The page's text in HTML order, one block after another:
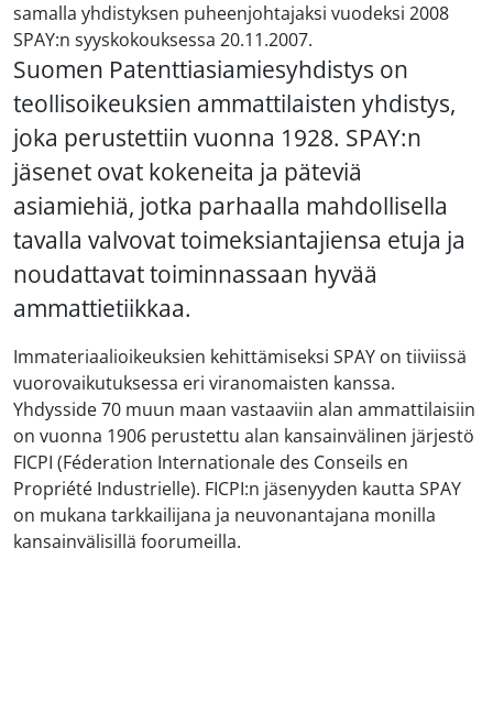
samalla yhdistyksen puheenjohtajaksi vuodeksi 2008
SPAY:n syyskokouksessa 20.11.2007.
Suomen Patenttiasiamiesyhdistys on
teollisoikeuksien ammattilaisten yhdistys,
joka perustettiin vuonna 1928. SPAY:n
jäsenet ovat kokeneita ja päteviä
asiamiehiä, jotka parhaalla mahdollisella
tavalla valvovat toimeksiantajiensa etuja ja
noudattavat toiminnassaan hyvää
ammattietiikkaa.
Immateriaalioikeuksien kehittämiseksi SPAY on tiiviissä
vuorovaikutuksessa eri viranomaisten kanssa.
Yhdysside 70 muun maan vastaaviin alan ammattilaisiin
on vuonna 1906 perustettu alan kansainvälinen järjestö
FICPI (Féderation Internationale des Conseils en
Propriété Industrielle). FICPI:n jäsenyyden kautta SPAY
on mukana tarkkailijana ja neuvonantajana monilla
kansainvälisillä foorumeilla.